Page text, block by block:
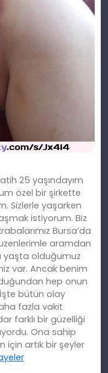
25 yaşındayım
özel bir şirkette
Sizlerle yaşarken
istiyorum. Biz
Bursa’da
aramdan
yaşta olduğumuz
var. Ancak benim
hep onun
bütün olay
fazla vakit
farklı bir güzelliği
Ona sahip
için artık bir şeyler